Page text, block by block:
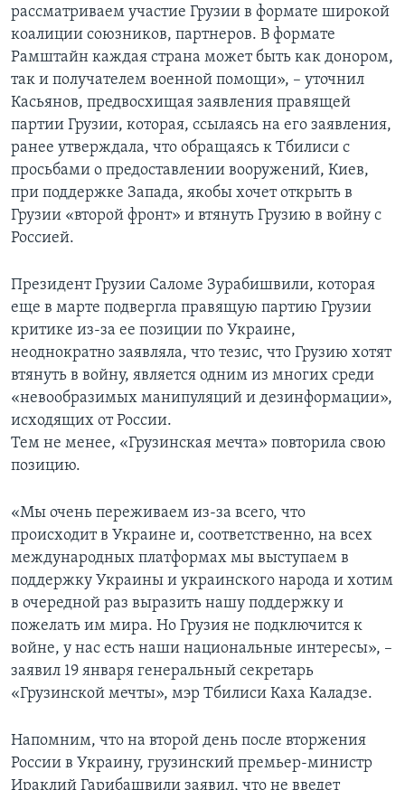
рассматриваем участие Грузии в формате широкой
коалиции союзников, партнеров. В формате
Рамштайн каждая страна может быть как донором,
так и получателем военной помощи», – уточнил
Касьянов, предвосхищая заявления правящей
партии Грузии, которая, ссылаясь на его заявления,
ранее утверждала, что обращаясь к Тбилиси с
просьбами о предоставлении вооружений, Киев,
при поддержке Запада, якобы хочет открыть в
Грузии «второй фронт» и втянуть Грузию в войну с
Россией.
Президент Грузии Саломе Зурабишвили, которая
еще в марте подвергла правящую партию Грузии
критике из-за ее позиции по Украине,
неоднократно заявляла, что тезис, что Грузию хотят
втянуть в войну, является одним из многих среди
«невообразимых манипуляций и дезинформации»,
исходящих от России.
Тем не менее, «Грузинская мечта» повторила свою
позицию.
«Мы очень переживаем из-за всего, что
происходит в Украине и, соответственно, на всех
международных платформах мы выступаем в
поддержку Украины и украинского народа и хотим
в очередной раз выразить нашу поддержку и
пожелать им мира. Но Грузия не подключится к
войне, у нас есть наши национальные интересы», –
заявил 19 января генеральный секретарь
«Грузинской мечты», мэр Тбилиси Каха Каладзе.
Напомним, что на второй день после вторжения
России в Украину, грузинский премьер-министр
Ираклий Гарибашвили заявил, что не введет